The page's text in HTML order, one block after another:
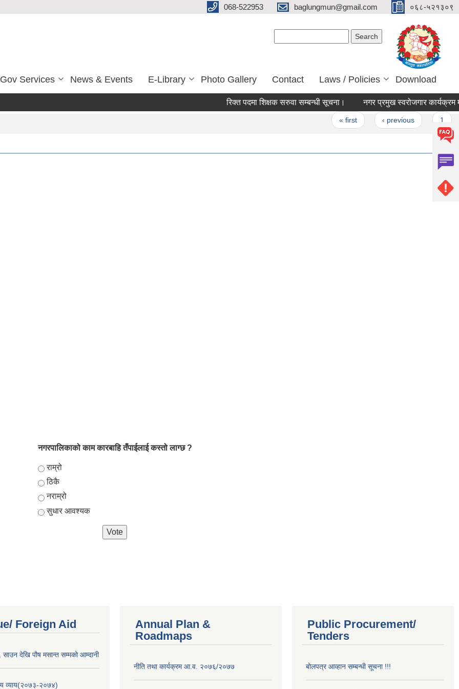
068-522953 baglungmun@gmail.com ०६८-५२१३०९
Services News & Events E-Library Photo Gallery Contact Laws / Policies Download
रिक्त पदमा शिक्षक सरुवा सम्बन्धी सूचना। नगर प्रमुख स्वरोजगार कार्यक्रम
« first ‹ previous
नगरपालिकाको काम कारबाहि तँपाईलाई कस्तो लाग्छ ?
Choices
राम्रो
ठिकै
नराम्रो
सुधार आवश्यक
Foreign Aid
साउन देखि पौष मसान्त सम्मको आम्दानी
२०७४)
Annual Plan &
Roadmaps
नीति तथा कार्यक्रम आ.व. २०७६/२०७७
Public Procurement/
Tenders
बोलपत्र आव्हान सम्बन्धी सूचना !!!